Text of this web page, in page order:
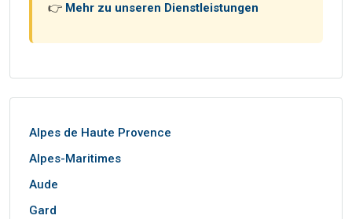
👉 Mehr zu unseren Dienstleistungen
Alpes de Haute Provence
Alpes-Maritimes
Aude
Gard